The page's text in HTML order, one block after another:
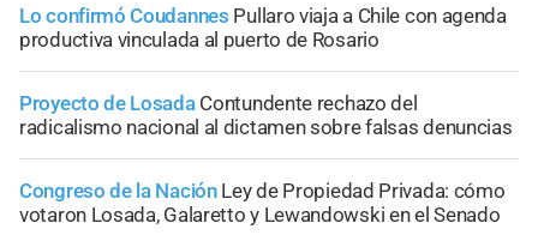
Lo confirmó Coudannes Pullaro viaja a Chile con agenda
productiva vinculada al puerto de Rosario
Proyecto de Losada Contundente rechazo del
radicalismo nacional al dictamen sobre falsas denuncias
Congreso de la Nación Ley de Propiedad Privada: cómo
votaron Losada, Galaretto y Lewandowski en el Senado